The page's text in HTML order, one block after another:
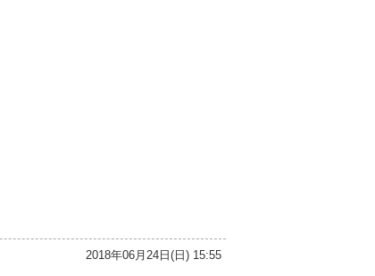
2018年06月24日(日) 15:55